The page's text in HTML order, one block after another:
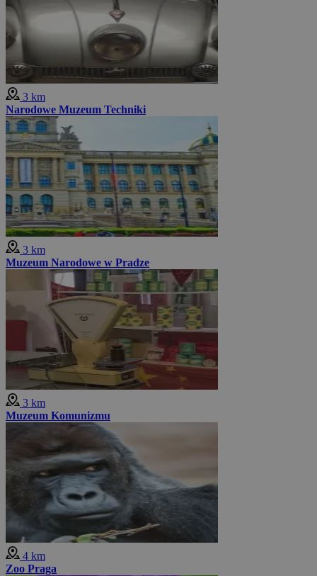
3 km
Narodowe Muzeum Techniki
3 km
Muzeum Narodowe w Pradze
3 km
Muzeum Komunizmu
4 km
Zoo Praga